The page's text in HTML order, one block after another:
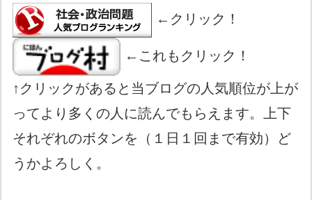
←クリック！
←これもクリック！
↑クリックがあると当ブログの人気順位が上が
ってより多くの人に読んでもらえます。上下
それぞれのボタンを（１日１回まで有効）ど
うかよろしく。